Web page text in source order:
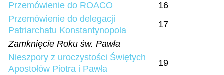
Przemówienie do ROACO
16
Przemówienie do delegacji
Patriarchatu Konstantynopola
17
Zamknięcie Roku św. Pawła
Nieszpory z uroczystości Świętych
Apostołów Piotra i Pawła
19